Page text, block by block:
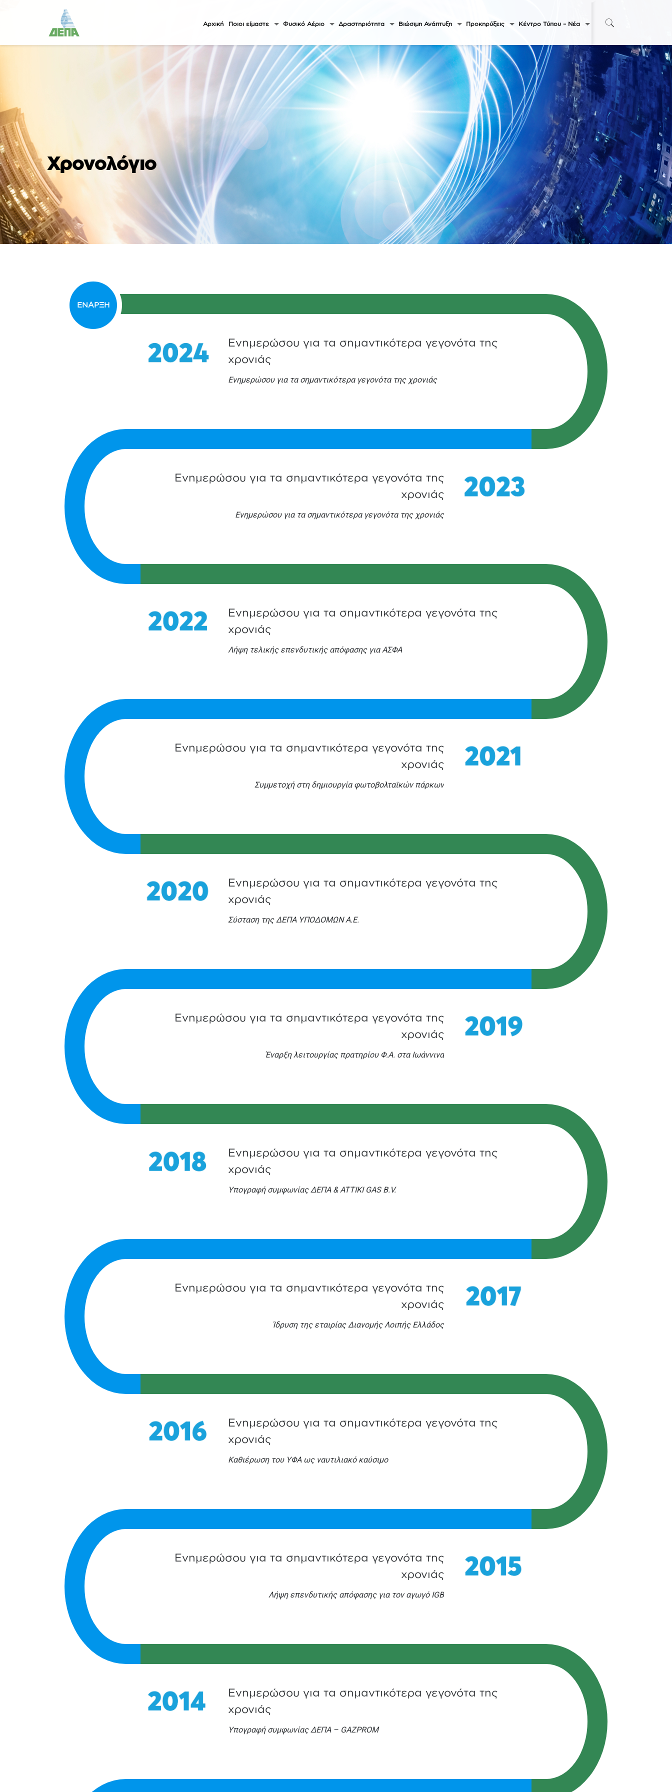
Αρχική Ποιοι είμαστε Φυσικό Αέριο Δραστηριότητα Βιώσιμη Ανάπτυξη Προκηρύξεις Κέντρο Τύπου – Νέα
Χρονολόγιο
ΕΝΑΡΞΗ
Ενημερώσου για τα σημαντικότερα γεγονότα της
χρονιάς
Ενημερώσου για τα σημαντικότερα γεγονότα της χρονιάς
Ενημερώσου για τα σημαντικότερα γεγονότα της
χρονιάς
Ενημερώσου για τα σημαντικότερα γεγονότα της χρονιάς
Ενημερώσου για τα σημαντικότερα γεγονότα της
χρονιάς
Λήψη τελικής επενδυτικής απόφασης για ΑΣΦΑ
Ενημερώσου για τα σημαντικότερα γεγονότα της
χρονιάς
Συμμετοχή στη δημιουργία φωτοβολταϊκών πάρκων
Ενημερώσου για τα σημαντικότερα γεγονότα της
χρονιάς
Σύσταση της ΔΕΠΑ ΥΠΟΔΟΜΩΝ Α.Ε.
Ενημερώσου για τα σημαντικότερα γεγονότα της
χρονιάς
Έναρξη λειτουργίας πρατηρίου Φ.Α. στα Ιωάννινα
Ενημερώσου για τα σημαντικότερα γεγονότα της
χρονιάς
Υπογραφή συμφωνίας ΔΕΠΑ & ATTIKI GAS Β.V.
Ενημερώσου για τα σημαντικότερα γεγονότα της
χρονιάς
Ίδρυση της εταιρίας Διανομής Λοιπής Ελλάδος
Ενημερώσου για τα σημαντικότερα γεγονότα της
χρονιάς
Καθιέρωση του ΥΦΑ ως ναυτιλιακό καύσιμο
Ενημερώσου για τα σημαντικότερα γεγονότα της
χρονιάς
Λήψη επενδυτικής απόφασης για τον αγωγό IGB
Ενημερώσου για τα σημαντικότερα γεγονότα της
χρονιάς
Υπογραφή συμφωνίας ΔΕΠΑ – GAZPROM